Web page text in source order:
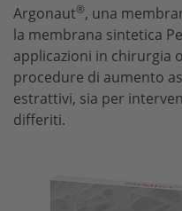
Argonaut®, una
la membrana sintetica
applicazioni in chirurgia
procedure di aumento
estrattivi, sia per
differiti.